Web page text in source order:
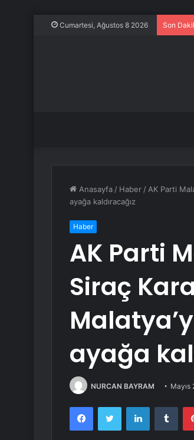
Cumartesi, Ağustos 8 2026 Son
Anasayfa / Haber / AK Parti
ayağa kaldıracağız
Haber
AK Parti
Siraç
ayağa
NURCAN BAYRAM Mayıs
FacebookTwitter LinkedIn